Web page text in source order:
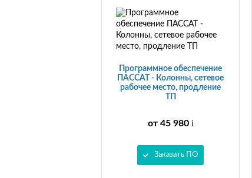
Программное обеспечение
ПАССАТ - Колонны, сетевое
рабочее место, продление
от 45 980 i
Заказать ПО